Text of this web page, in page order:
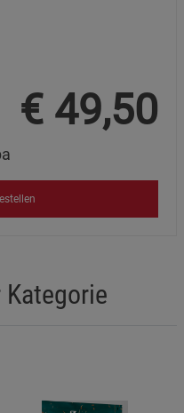
€ 49,50
Impressum